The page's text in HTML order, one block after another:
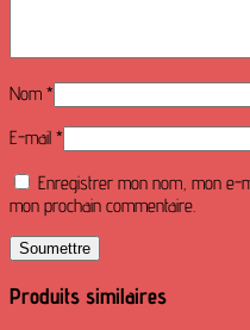
Nom *
E-mail *
Enregistrer mon nom, mon e-
mon prochain commentaire.
Produits similaires